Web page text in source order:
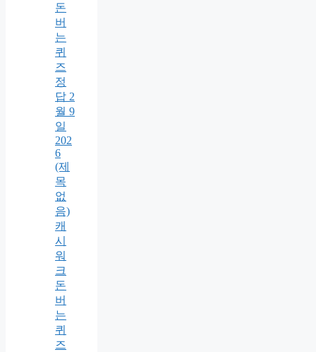
돈
버
는
퀴
즈
정
답 2
월 9
일
202
6
(제
목
없
음)
캐
시
워
크
돈
버
는
퀴
즈